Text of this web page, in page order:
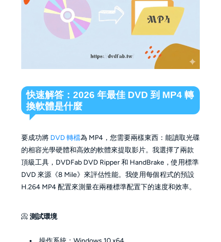
快速解答：2026 年最佳 DVD 到 MP4 轉
換軟體是什麼
要成功將 DVD 轉檔為 MP4，您需要兩樣東西：能讀取光碟
的相容光學硬體和高效的軟體來提取影片。我選擇了兩款
頂級工具，DVDFab DVD Ripper 和 HandBrake，使用標準
DVD 來源《8 Mile》來評估性能。我使用每個程式的預設
H.264 MP4 配置來測量在兩種標準配置下的速度和效率。
📀測試環境